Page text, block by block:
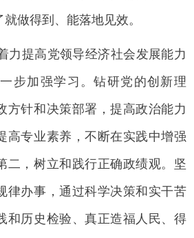
做得到、能落地见效。
力提高党领导经济社会发展能力
步加强学习。钻研党的创新理
方针和决策部署，提高政治能力
高专业素养，不断在实践中增强
二，树立和践行正确政绩观。坚
律办事，通过科学决策和实干苦
和历史检验、真正造福人民、得